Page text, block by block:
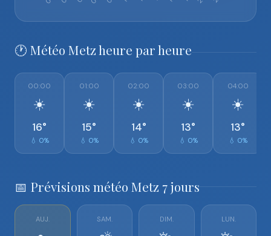
🕐 Météo Metz heure par heure
00:00
☀️
16°
💧 0%
01:00
☀️
15°
💧 0%
02:00
☀️
14°
💧 0%
03:00
☀️
13°
💧 0%
04:00
☀️
13°
💧 0%
📅 Prévisions météo Metz 7 jours
AUJ. SAM. DIM. LUN.